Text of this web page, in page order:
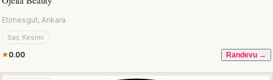
Etimesgut, Ankara
Saç Kesimi
0.00 Randevu →